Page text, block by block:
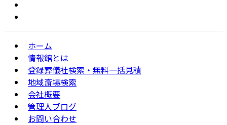
ホーム
情報館とは
登録葬儀社検索・無料一括見積
地域斎場検索
会社概要
管理人ブログ
お問い合わせ